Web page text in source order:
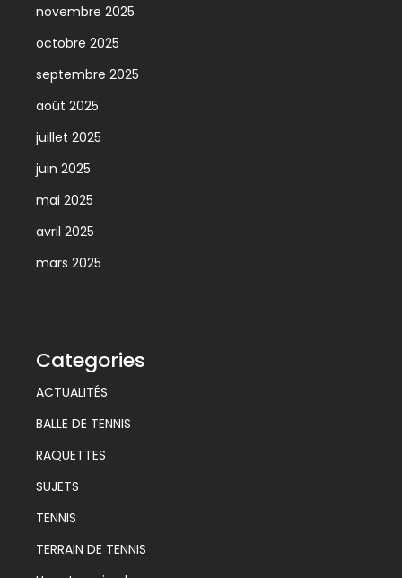
novembre 2025
octobre 2025
septembre 2025
août 2025
juillet 2025
juin 2025
mai 2025
avril 2025
mars 2025
Categories
ACTUALITÉS
BALLE DE TENNIS
RAQUETTES
SUJETS
TENNIS
TERRAIN DE TENNIS